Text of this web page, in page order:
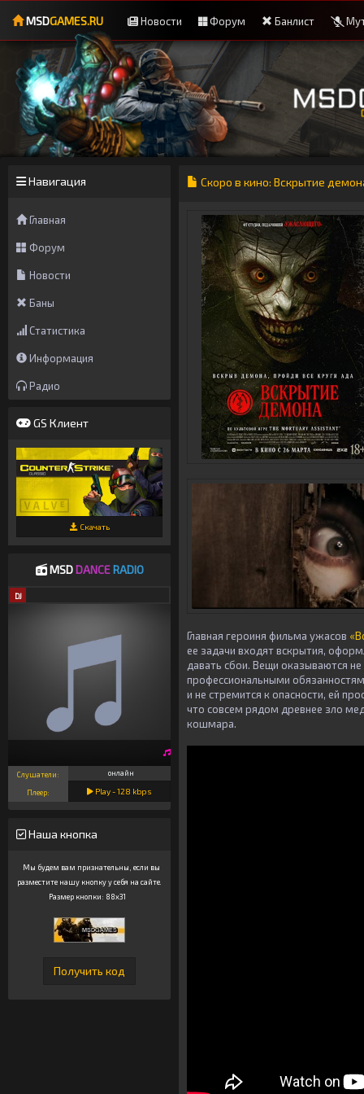
MSDGAMES.RU Новости Форум Банлист
Навигация
Главная
Форум
Новости
Баны
Статистика
Информация
Радио
GS Клиент
Скачать
MSDDANCE RADIO
DJ
Слушатели: онлайн
Плеер: Play -128 kbps
Наша кнопка
Мы будем вам признательны, если вы
разместите нашу кнопку у себя на сайте.
Размер кнопки: 88x31
Скоро в кино: Вскрытие
Главная героиня фильма ужасов
ее задачи входят вскрытия,
давать сбои. Вещи оказываются
профессиональными
и не стремится к опасности, ей
что совсем рядом древнее зло
кошмара.